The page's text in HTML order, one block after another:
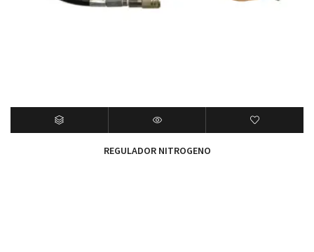
REGULADOR NITROGENO